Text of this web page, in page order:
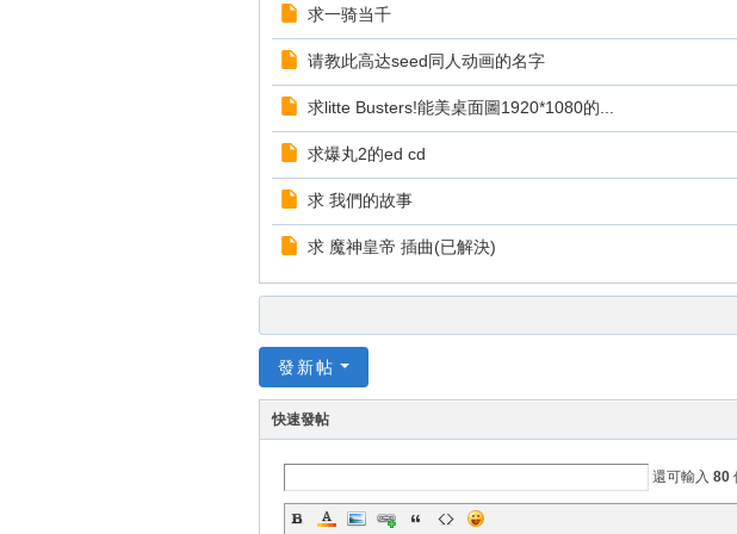
求一骑当千
请教此高达seed同人动画的名字
求litte Busters!能美桌面圖1920*1080的...
求爆丸2的ed cd
求 我們的故事
求 魔神皇帝 插曲(已解決)
發新帖
快速發帖
還可輸入 80